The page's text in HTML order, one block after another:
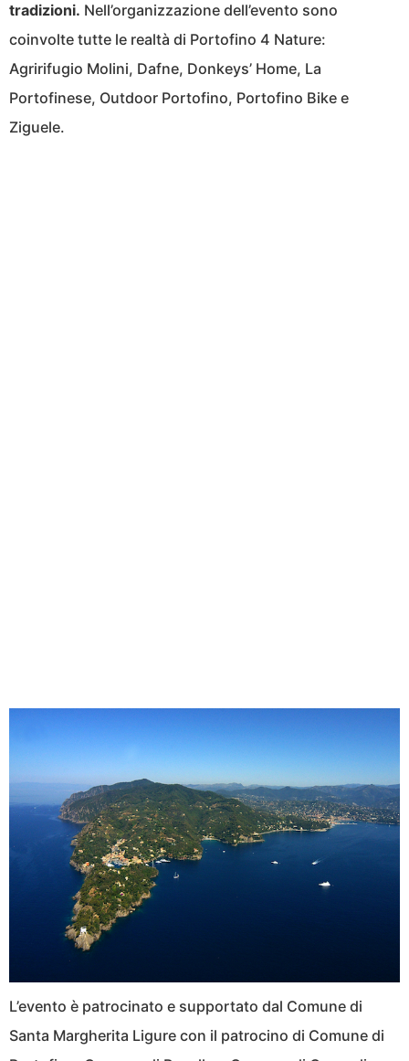
tradizioni. Nell’organizzazione dell’evento sono
coinvolte tutte le realtà di Portofino 4 Nature:
Agririfugio Molini, Dafne, Donkeys’ Home, La
Portofinese, Outdoor Portofino, Portofino Bike e
Ziguele.
L’evento è patrocinato e supportato dal Comune di
Santa Margherita Ligure con il patrocino di Comune di